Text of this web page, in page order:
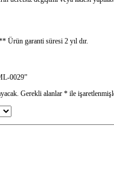
Ürün garanti süresi 2 yıl dır.
0029”
Gerekli alanlar *ile